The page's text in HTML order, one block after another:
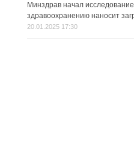
Минздрав начал
здравоохранению наносит
20.01.2025 17:30